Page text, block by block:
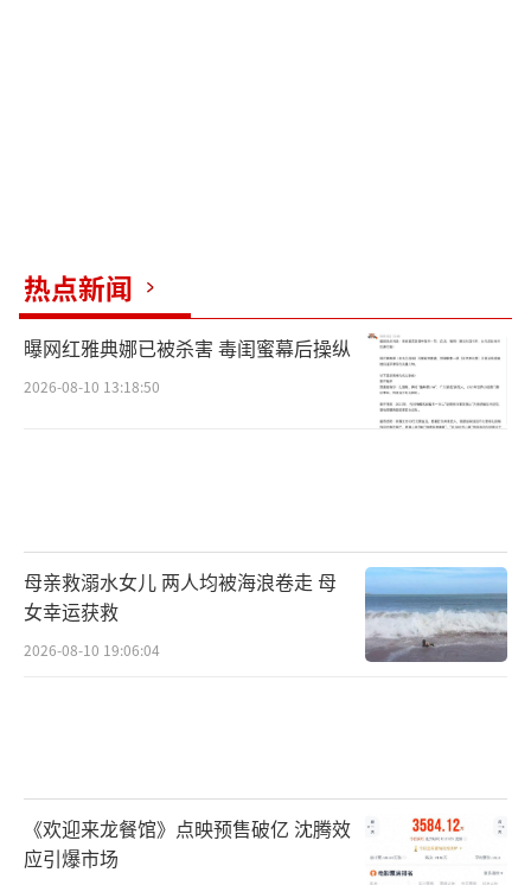
湖人堪称奇才克星，本场比赛是他们连续
第七次击败对手。取胜之后，湖人的排名超越
了森林狼来到西部第五。如果这种势头继续保
持下去，直接晋级季后赛不成问题。（责任编辑：0
热点新闻
曝网红雅典娜已被杀害 毒闺蜜幕后操纵
2026-08-10 13:18:50
母亲救溺水女儿 两人均被海浪卷走 母
女幸运获救
2026-08-10 19:06:04
《欢迎来龙餐馆》点映预售破亿 沈腾效
应引爆市场